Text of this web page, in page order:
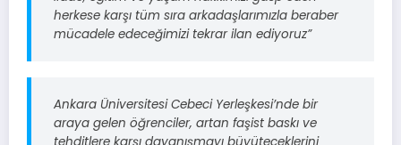
herkese karşı tüm sıra arkadaşlarımızla beraber
mücadele edeceğimizi tekrar ilan ediyoruz”
Ankara Üniversitesi Cebeci Yerleşkesi’nde bir
araya gelen öğrenciler, artan faşist baskı ve